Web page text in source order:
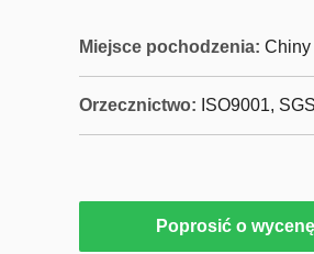
Miejsce pochodzenia: Chiny
Orzecznictwo: ISO9001,
Poprosić o wycenę